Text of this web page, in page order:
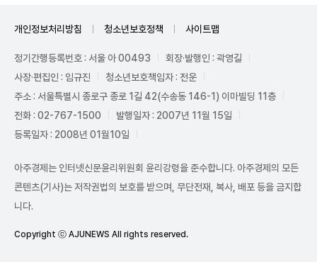
개인정보처리방침 청소년보호정책 사이트맵
정기간행등록번호 : 서울 아 00493
회장·발행인 : 곽영길
사장·편집인 : 임규진
청소년보호책임자 : 전운
주소 : 서울특별시 종로구 종로 1길 42(수송동 146-1) 이마빌딩 11층
전화 : 02-767-1500
발행일자 : 2007년 11월 15일
등록일자 : 2008년 01월10일
아주경제는 인터넷신문윤리위원회 윤리강령을 준수합니다. 아주경제의 모든
콘텐츠(기사)는 저작권법의 보호를 받으며, 무단전재, 복사, 배포 등을 금지합
니다.
Copyright ⓒ AJUNEWS All rights reserved.